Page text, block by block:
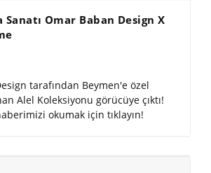
Sanatı Omar Baban Design X
tarafından Beymen'e özel
Alel Koleksiyonu görücüye çıktı!
okumak için tıklayın!